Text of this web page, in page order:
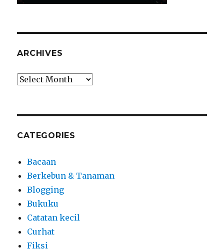
ARCHIVES
Archives
CATEGORIES
Bacaan
Berkebun & Tanaman
Blogging
Bukuku
Catatan kecil
Curhat
Fiksi